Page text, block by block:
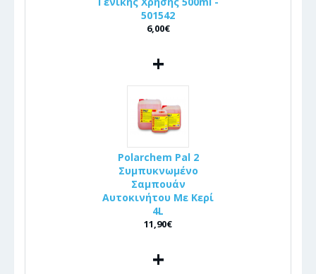
501542
6,00€
+
Polarchem Pal 2
Συμπυκνωμένο
Σαμπουάν
Αυτοκινήτου Με Κερί
4L
11,90€
+